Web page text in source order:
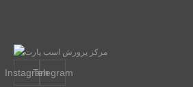
InstagramTelegram